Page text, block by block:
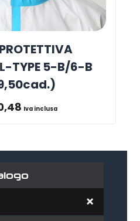
TYPE 5-B/6-B
Iva inclusa